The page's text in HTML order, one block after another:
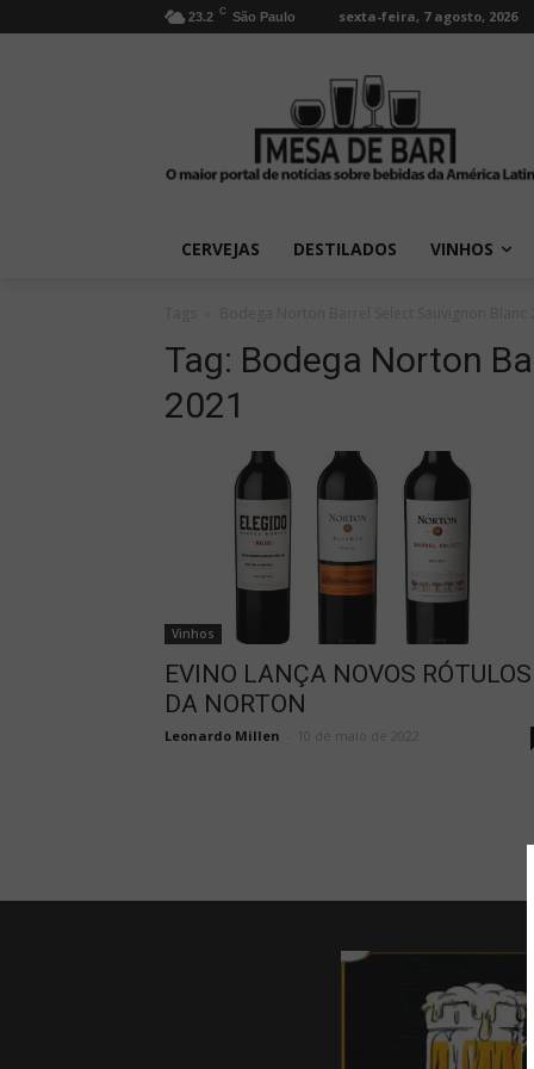
23.2 C São Paulo sexta-feira, 7 agosto, 2026
CERVEJAS DESTILADOS VINHOS
Tag: Bodega Norton
2021
Vinhos
EVINO LANÇA NOVOS RÓTULOS
DA NORTON
Leonardo Millen 10 de maio de 2022